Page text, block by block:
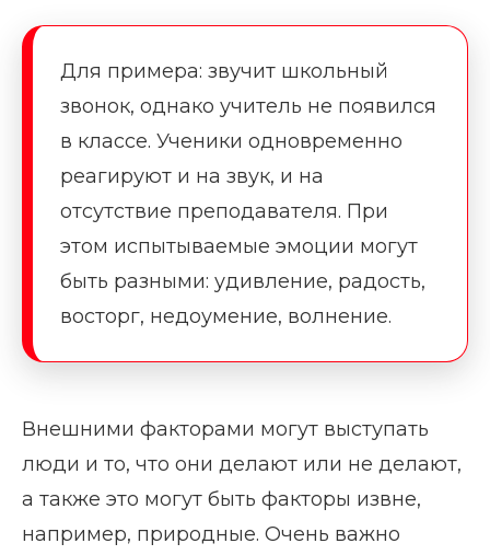
Для примера: звучит школьный
звонок, однако учитель не появился
в классе. Ученики одновременно
реагируют и на звук, и на
отсутствие преподавателя. При
этом испытываемые эмоции могут
быть разными: удивление, радость,
восторг, недоумение, волнение.
Внешними факторами могут выступать
люди и то, что они делают или не делают,
а также это могут быть факторы извне,
например, природные. Очень важно